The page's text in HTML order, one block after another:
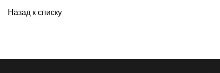
Назад к списку